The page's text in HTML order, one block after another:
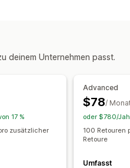
Versandetiketten
Branding
Vorlagen
deinem Unternehmen passt.
17 %
zusätzlicher
Advanced
$78/
oder $780/
100 Retouren
Retoure
Umfasst